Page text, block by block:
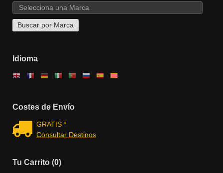
Idioma
Costes de Envío
GRATIS *
Consultar Destinos
Tu Carrito (0)